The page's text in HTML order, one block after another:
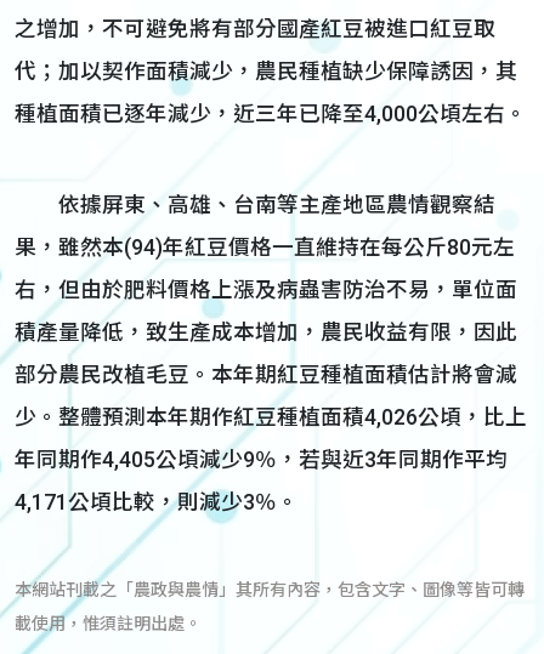
之增加，不可避免將有部分國產紅豆被進口紅豆取
代；加以契作面積減少，農民種植缺少保障誘因，其
種植面積已逐年減少，近三年已降至4,000公頃左右。
依據屏東、高雄、台南等主產地區農情觀察結
果，雖然本(94)年紅豆價格一直維持在每公斤80元左
右，但由於肥料價格上漲及病蟲害防治不易，單位面
積產量降低，致生產成本增加，農民收益有限，因此
部分農民改植毛豆。本年期紅豆種植面積估計將會減
少。整體預測本年期作紅豆種植面積4,026公頃，比上
年同期作4,405公頃減少9％，若與近3年同期作平均
4,171公頃比較，則減少3％。
本網站刊載之「農政與農情」其所有內容，包含文字、圖像等皆可轉
載使用，惟須註明出處。